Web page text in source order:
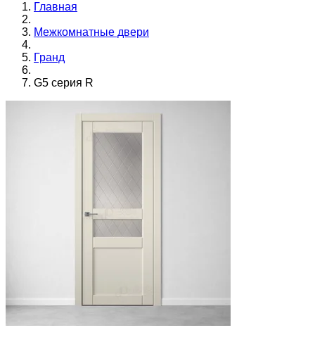
Главная
Межкомнатные двери
Гранд
G5 серия R